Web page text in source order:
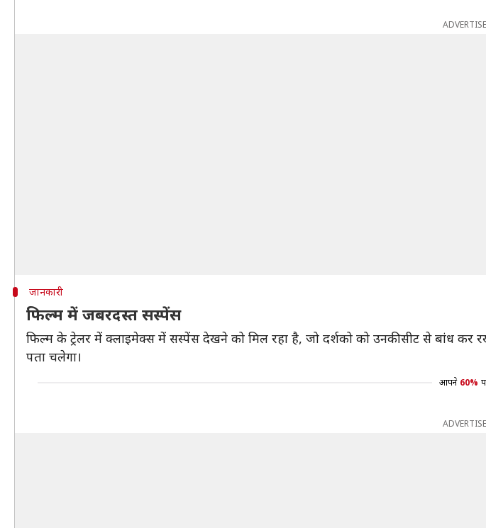
जानकारी
फिल्म में जबरदस्त सस्पेंस
फिल्म के ट्रेलर में क्लाइमेक्स में सस्पेंस देखने को मिल रहा है, जो दर्शको को उनकी सीट से बांध कर
पता चलेगा।
आपने 60%